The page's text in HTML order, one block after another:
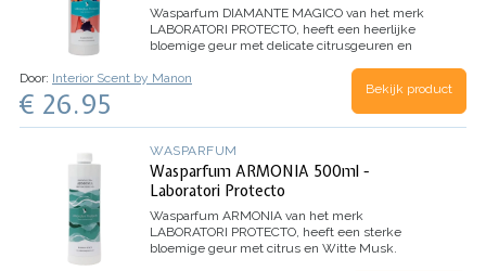
Wasparfum DIAMANTE MAGICO van het merk
LABORATORI PROTECTO, heeft een heerlijke
bloemige geur met delicate citrusgeuren en
wasparfum, evolueert het parfum beter en
Inhoud 500ml
Door: Interior Scent by Manon
€ 26.95 Bekijk product
WASPARFUM
Wasparfum ARMONIA 500ml -
Laboratori Protecto
Wasparfum ARMONIA van het merk
LABORATORI PROTECTO, heeft een sterke
bloemige geur met citrus en Witte Musk.